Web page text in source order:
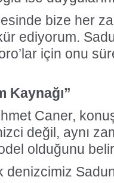
bize her
ediyorum.
için onu
Kaynağı”
Caner,
değil, aynı
olduğunu
denizcimiz